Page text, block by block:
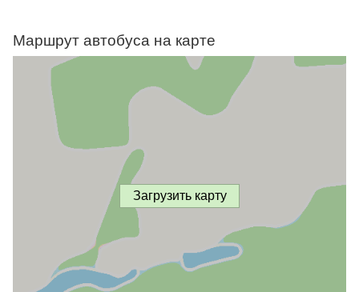
Маршрут автобуса на карте
Загрузить карту